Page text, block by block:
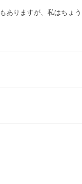
りますが、私はちょ